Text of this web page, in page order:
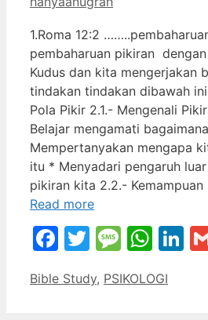
1.Roma 12:2
pembaharuan pikiran
Kudus dan kita mengerjakan
tindakan tindakan dibawah
Pola Pikir 2.1.- Mengenali
Belajar mengamati
Mempertanyakan mengapa
itu * Menyadari pengaruh
pikiran kita 2.2.-
Read more
Facebook
Twitter
Categories
Bible Study, PSIKOLOGI